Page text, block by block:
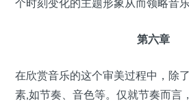
个时刻变化的主题形象从而领略音
第六章
在欣赏音乐的这个审美过程中，除
素,如节奏、音色等。仅就节奏而言